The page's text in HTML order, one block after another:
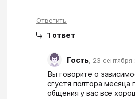
Ответить
1 ответ
Гость, 23 сентября
Вы говорите о
спустя полтора месяца
общения у вас все